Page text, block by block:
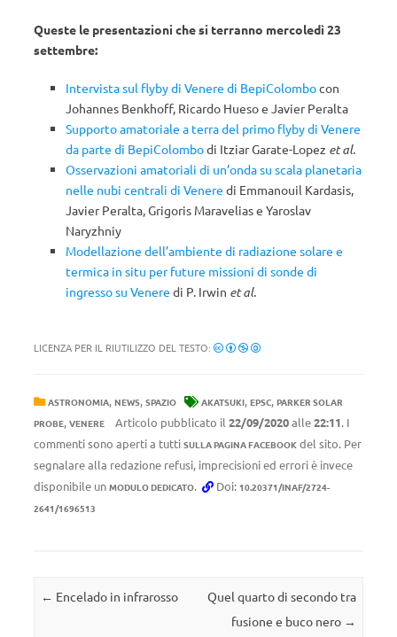
Queste le presentazioni che si terranno mercoledì 23
settembre:
Intervista sul flyby di Venere di BepiColombocon
Johannes Benkhoff, Ricardo Hueso e Javier Peralta
Supporto amatoriale a terra del primo flyby di Venere
da parte di BepiColombodi Itziar Garate-Lopez et al.
Osservazioni amatoriali di un’onda su scala planetaria
nelle nubi centrali di Venere di Emmanouil Kardasis,
Javier Peralta, Grigoris Maravelias e Yaroslav
Naryzhniy
Modellazione dell’ambiente di radiazione solare e
termica in situ per future missioni di sonde di
ingresso su Venere di P. Irwin et al.
LICENZA PER IL RIUTILIZZO DEL TESTO:
ASTRONOMIA, NEWS, SPAZIO AKATSUKI, EPSC, PARKER SOLAR
PROBE, VENERE Articolo pubblicato il 22/09/2020alle22:11. I
commenti sono aperti a tutti SULLA PAGINA FACEBOOK del sito. Per
segnalare alla redazione refusi, imprecisioni ed errori è invece
disponibile un MODULO DEDICATO. Doi: 10.20371/INAF/2724-
2641/1696513
Navigazione articolo
← Encelado in infrarosso
Quel quarto di secondo tra
fusione e buco nero →